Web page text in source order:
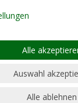
Merchandising
Alle
Auswahl
Alle ablehnen